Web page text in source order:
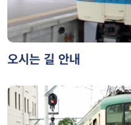
오시는 길 안내